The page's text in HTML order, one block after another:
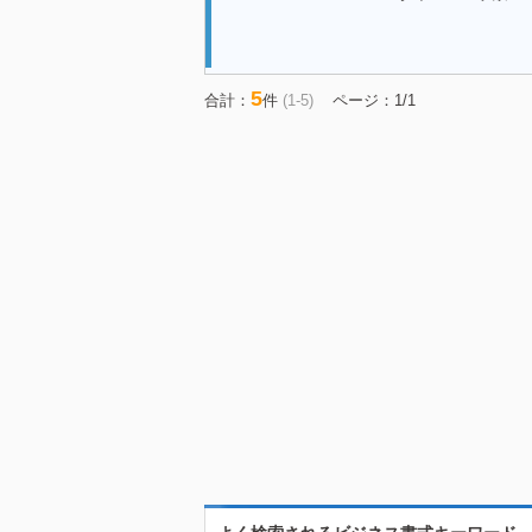
合計： 5件 (1-5) ページ：1/1